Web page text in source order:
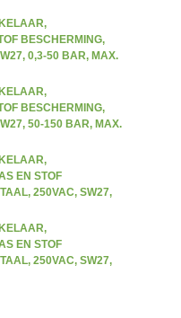
BESCHERMING,
0,3-50 BAR, MAX.
BESCHERMING,
50-150 BAR, MAX.
EN STOF
250VAC, SW27,
EN STOF
250VAC, SW27,